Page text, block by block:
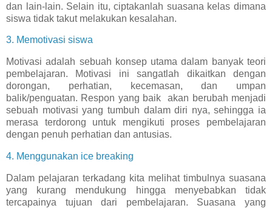
dan lain-lain. Selain itu, ciptakanlah suasana kelas dimana
siswa tidak takut melakukan kesalahan.
3. Memotivasi siswa
Motivasi adalah sebuah konsep utama dalam banyak teori
pembelajaran. Motivasi ini sangatlah dikaitkan dengan
dorongan, perhatian, kecemasan, dan umpan
balik/penguatan. Respon yang baik akan berubah menjadi
sebuah motivasi yang tumbuh dalam diri nya, sehingga ia
merasa terdorong untuk mengikuti proses pembelajaran
dengan penuh perhatian dan antusias.
4. Menggunakan ice breaking
Dalam pelajaran terkadang kita melihat timbulnya suasana
yang kurang mendukung hingga menyebabkan tidak
tercapainya tujuan dari pembelajaran. Suasana yang